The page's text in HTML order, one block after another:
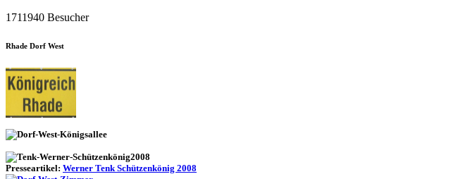
1711940 Besucher
Rhade Dorf West
Presseartikel: Werner Tenk Schützenkönig 2008